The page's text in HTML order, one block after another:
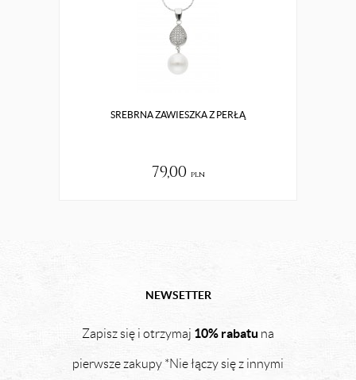
SREBRNA ZAWIESZKA Z PERŁĄ
79,00 pln
NEWSETTER
Zapisz się i otrzymaj 10% rabatu na
pierwsze zakupy *Nie łączy się z innymi